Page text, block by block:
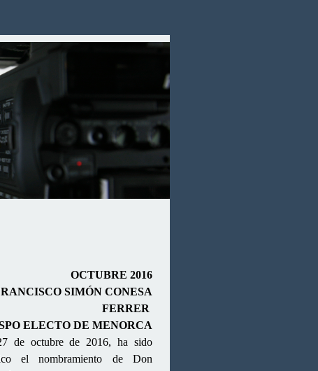
OCTUBRE 2016
SIMÓN CONESA
FERRER
ELECTO DE MENORCA
de octubre de 2016, ha sido
el nombramiento de Don